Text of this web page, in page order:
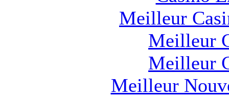
Meilleur
Meilleur
Meilleur
Meilleur